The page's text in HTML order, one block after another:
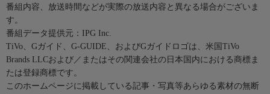
番組内容、放送時間などが実際の放送内容と異なる場合がございま
す。
番組データ提供元：IPG Inc.
TiVo、Gガイド、G-GUIDE、およびGガイドロゴは、米国TiVo
Brands LLCおよび／またはその関連会社の日本国内における商標ま
たは登録商標です。
このホームページに掲載している記事・写真等あらゆる素材の無断